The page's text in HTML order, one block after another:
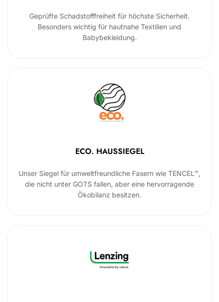
Geprüfte Schadstofffreiheit für höchste Sicherheit.
Besonders wichtig für hautnahe Textilien und
Babybekleidung.
ECO. HAUSSIEGEL
Unser Siegel für umweltfreundliche Fasern wie TENCEL™,
die nicht unter GOTS fallen, aber eine hervorragende
Ökobilanz besitzen.